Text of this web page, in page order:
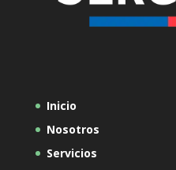
Inicio
Nosotros
Servicios